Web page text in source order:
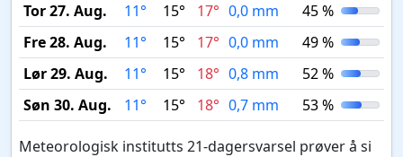
Tor 27. Aug.
11° 15° 17° 0,0 mm
45 %
Fre 28. Aug.
11° 15° 17° 0,0 mm
49 %
Lør 29. Aug.
11° 15° 18° 0,8 mm
52 %
Søn 30. Aug.
11° 15° 18° 0,7 mm 53 %
Meteorologisk institutts 21-dagersvarsel prøver å si